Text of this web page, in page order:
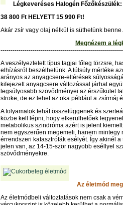
Légkeveréses Halogén Főzőkészülék:
38 800 Ft HELYETT 15 990 Ft!
Akár zsír vagy olaj nélkül is süthetünk
Megnézem a
A veszélyeztetett típus tagjai főleg törzsre,
elhízásról beszélhetünk. A túlsúly mértéke
arányos az anyagcsere-eltérések
kifejezett anyagcsere változással járhat
legsúlyosabb szövődményei az érszűkület
stroke, de ez lehet az oka például a zsírmáj
A folyamatok tehát összefüggenek és
közbe kell lépni, hogy elkerülhetőek
metabolikus szindróma azért is jelent
nem egyszerűen megemeli, hanem mintegy
érrendszeri katasztrófák esélyét. Így akinél
jelen van, az 14-15-ször nagyobb eséllyel
szövődményekre.
Az életmód
Az életmódbeli változtatások nem csak a